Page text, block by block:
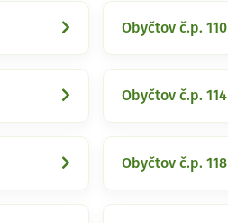
Obyčtov č.p. 110
Obyčtov č.p. 114
Obyčtov č.p. 118